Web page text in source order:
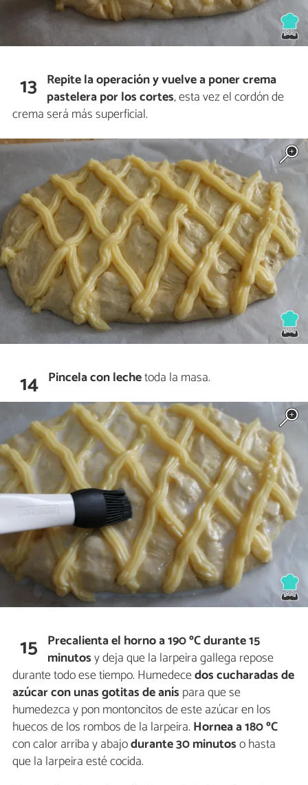
13 Repite la operación y vuelve a poner crema
pastelera por los cortes, esta vez el cordón de
crema será más superficial.
14 Pincela con lechetoda la masa.
15 Precalienta el horno a 190 ºC durante 15
minutosy deja que la larpeira gallega repose
durante todo ese tiempo. Humedecedos cucharadas de
azúcar con unas gotitas de anís para que se
humedezca y pon montoncitos de este azúcar en los
huecos de los rombos de la larpeira. Hornea a 180 ºC
con calor arriba y abajodurante 30 minutoso hasta
que la larpeira esté cocida.